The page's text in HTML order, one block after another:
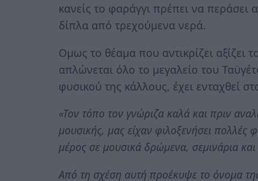
κανείς το φαράγγι πρέπει να περάσει
δίπλα από τρεχούμενα νερά.
Ομως το θέαμα που αντικρίζει
απλώνεται όλο το μεγαλείο του
φυσικού της κάλλους, έχει ενταχθεί
«Τον τόπο τον γνώριζα καλά και πριν
μουσικής, μας είχαν φιλοξενήσει
μέρος σε μουσικά δρώμενα, σεμινάρια
Από τη σχέση αυτή προέκυψε το όνομα